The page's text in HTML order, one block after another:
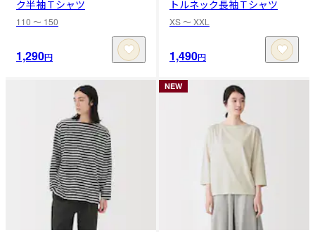
ク半袖Ｔシャツ
110 〜 150
1,290円
トルネック長袖Ｔシャツ
XS 〜 XXL
1,490円
NEW